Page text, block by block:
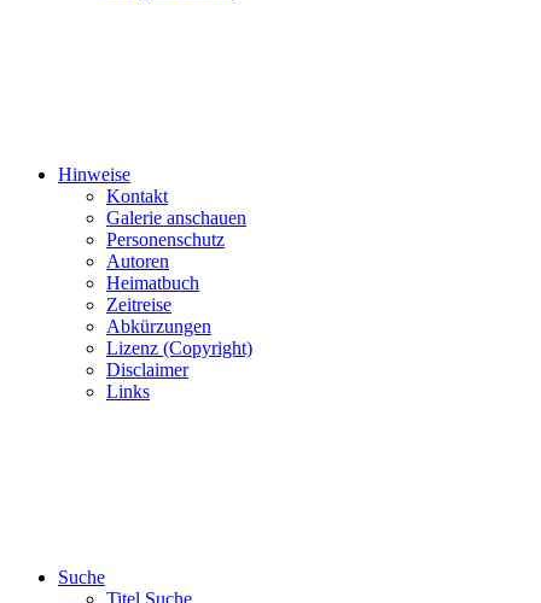
Hinweise
Kontakt
Galerie anschauen
Personenschutz
Autoren
Heimatbuch
Zeitreise
Abkürzungen
Lizenz (Copyright)
Disclaimer
Links
Suche
Titel Suche